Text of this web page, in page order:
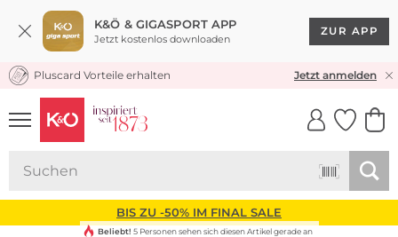
K&Ö & GIGASPORT APP
Jetzt kostenlos downloaden
ZUR APP
KOSTENLOSER VERSAND* & RÜCKVERSAND
Pluscard Vorteile erhalten Jetzt anmelden
UNSERE APP
CLICK &
BIS ZU -50% IM FINAL SALE
Beliebt! 5 Personen sehen sich diesen Artikel gerade an